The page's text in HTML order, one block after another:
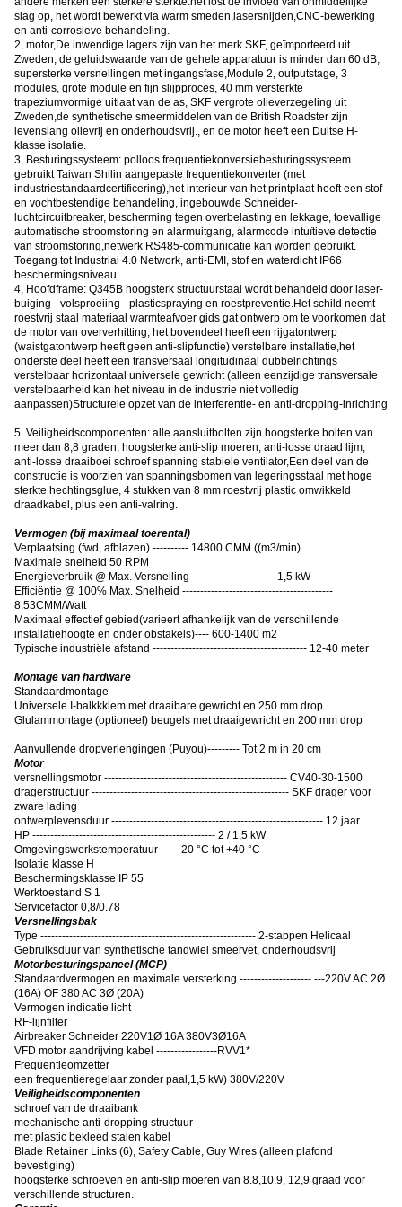
slag op, het wordt bewerkt via warm smeden,lasersnijden,CNC-bewerking
en anti-corrosieve behandeling.
2, motor,De inwendige lagers zijn van het merk SKF, geïmporteerd uit
Zweden, de geluidswaarde van de gehele apparatuur is minder dan 60 dB,
supersterke versnellingen met ingangsfase,Module 2, outputstage, 3
modules, grote module en fijn slijpproces, 40 mm versterkte
trapeziumvormige uitlaat van de as, SKF vergrote olieverzegeling uit
Zweden,de synthetische smeermiddelen van de British Roadster zijn
levenslang olievrij en onderhoudsvrij., en de motor heeft een Duitse H-
klasse isolatie.
3, Besturingssysteem: polloos frequentiekonversiebesturingssysteem
gebruikt Taiwan Shilin aangepaste frequentiekonverter (met
industriestandaardcertificering),het interieur van het printplaat heeft een stof-
en vochtbestendige behandeling, ingebouwde Schneider-
luchtcircuitbreaker, bescherming tegen overbelasting en lekkage, toevallige
automatische stroomstoring en alarmuitgang, alarmcode intuïtieve detectie
van stroomstoring,netwerk RS485-communicatie kan worden gebruikt.
Toegang tot Industrial 4.0 Network, anti-EMI, stof en waterdicht IP66
beschermingsniveau.
4, Hoofdframe: Q345B hoogsterk structuurstaal wordt behandeld door laser-
buiging - volsproeiing - plasticspraying en roestpreventie.Het schild neemt
roestvrij staal materiaal warmteafvoer gids gat ontwerp om te voorkomen dat
de motor van oververhitting, het bovendeel heeft een rijgatontwerp
(waistgatontwerp heeft geen anti-slipfunctie) verstelbare installatie,het
onderste deel heeft een transversaal longitudinaal dubbelrichtings
verstelbaar horizontaal universele gewricht (alleen eenzijdige transversale
verstelbaarheid kan het niveau in de industrie niet volledig
aanpassen)Structurele opzet van de interferentie- en anti-dropping-inrichting
5. Veiligheidscomponenten: alle aansluitbolten zijn hoogsterke bolten van
meer dan 8,8 graden, hoogsterke anti-slip moeren, anti-losse draad lijm,
anti-losse draaiboei schroef spanning stabiele ventilator,Een deel van de
constructie is voorzien van spanningsbomen van legeringsstaal met hoge
sterkte hechtingsglue, 4 stukken van 8 mm roestvrij plastic omwikkeld
draadkabel, plus een anti-valring.
Vermogen (bij maximaal toerental)
Verplaatsing (fwd, afblazen) ---------- 14800 CMM ((m3/min)
Maximale snelheid 50 RPM
Energieverbruik @ Max. Versnelling ----------------------- 1,5 kW
Efficiëntie @ 100% Max. Snelheid ------------------------------------------
8.53CMM/Watt
Maximaal effectief gebied(varieert afhankelijk van de verschillende
installatiehoogte en onder obstakels)---- 600-1400 m2
Typische industriële afstand ------------------------------------------- 12-40 meter
Montage van hardware
Standaardmontage
Universele I-balkkklem met draaibare gewricht en 250 mm drop
Glulammontage (optioneel) beugels met draaigewricht en 200 mm drop
Aanvullende dropverlengingen (Puyou)--------- Tot 2 m in 20 cm
Motor
versnellingsmotor --------------------------------------------------- CV40-30-1500
dragerstructuur ------------------------------------------------------- SKF drager voor
zware lading
ontwerplevensduur ----------------------------------------------------------- 12 jaar
HP --------------------------------------------------- 2 / 1,5 kW
Omgevingswerkstemperatuur ---- -20 °C tot +40 °C
Isolatie klasse H
Beschermingsklasse IP 55
Werktoestand S 1
Servicefactor 0,8/0.78
Versnellingsbak
Type ------------------------------------------------------------ 2-stappen Helicaal
Gebruiksduur van synthetische tandwiel smeervet, onderhoudsvrij
Motorbesturingspaneel (MCP)
Standaardvermogen en maximale versterking -------------------- ---220V AC 2Ø
(16A) OF 380 AC 3Ø (20A)
Vermogen indicatie licht
RF-lijnfilter
Airbreaker Schneider 220V1Ø 16A 380V3Ø16A
VFD motor aandrijving kabel -----------------RVV1*
Frequentieomzetter
een frequentieregelaar zonder paal,1,5 kW) 380V/220V
Veiligheidscomponenten
schroef van de draaibank
mechanische anti-dropping structuur
met plastic bekleed stalen kabel
Blade Retainer Links (6), Safety Cable, Guy Wires (alleen plafond
bevestiging)
hoogsterke schroeven en anti-slip moeren van 8.8,10.9, 12,9 graad voor
verschillende structuren.